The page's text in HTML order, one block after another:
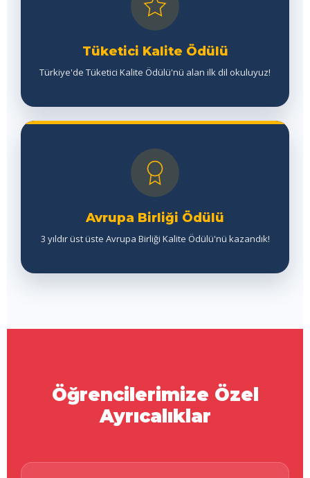
Tüketici Kalite Ödülü
Türkiye'de Tüketici Kalite Ödülü'nü alan ilk dil okuluyuz!
Avrupa Birliği Ödülü
3 yıldır üst üste Avrupa Birliği Kalite Ödülü'nü kazandık!
Öğrencilerimize Özel
Ayrıcalıklar